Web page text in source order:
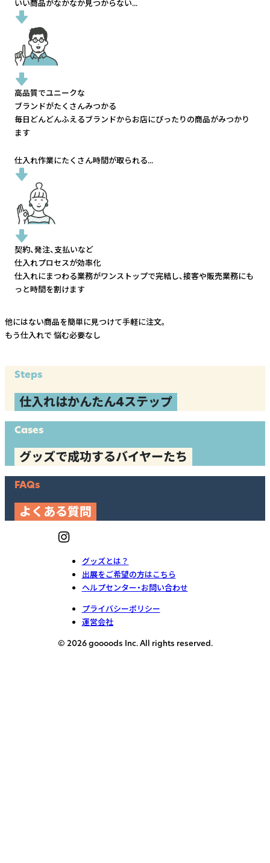
いい商品がなかなか見つからない...
高品質でユニークな
ブランドがたくさんみつかる
毎日どんどんふえるブランドからお店にぴったりの商品がみつかり
ます
仕入れ作業にたくさん時間が取られる...
契約、発注、支払いなど
仕入れプロセスが効率化
仕入れにまつわる業務がワンストップで完結し、接客や販売業務にも
っと時間を割けます
他にはない商品を簡単に見つけて手軽に注文。
もう仕入れで 悩む必要なし
Steps
仕入れはかんたん4ステップ
Cases
グッズで成功するバイヤーたち
FAQs
よくある質問
グッズとは？
出展をご希望の方はこちら
ヘルプセンター・お問い合わせ
プライバシーポリシー
運営会社
© 2026 goooods Inc. All rights reserved.